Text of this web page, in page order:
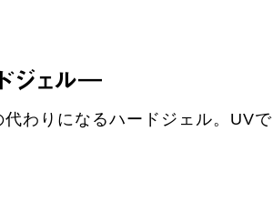
ジェル―
わりになるハードジェル。UVで